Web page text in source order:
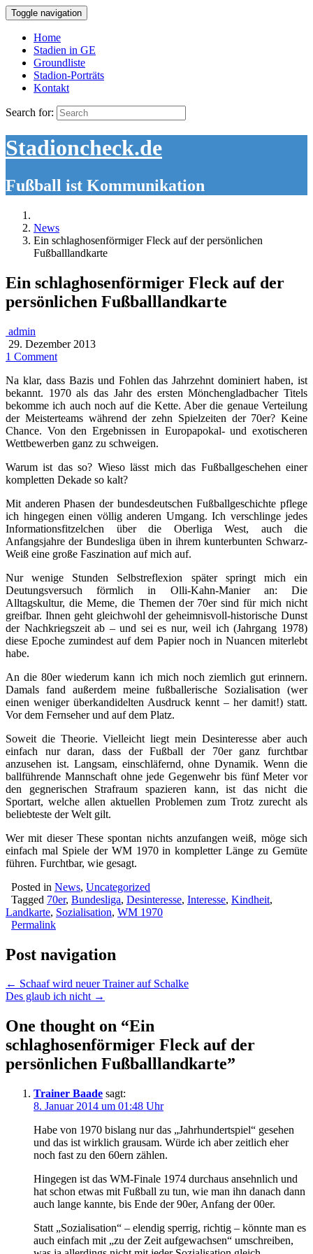
Toggle navigation
Home
Stadien in GE
Groundliste
Stadion-Porträts
Kontakt
Search for:
Stadioncheck.de
Fußball ist Kommunikation
News
Ein schlaghosenförmiger Fleck auf der persönlichen
Fußballlandkarte
Ein schlaghosenförmiger Fleck auf der
persönlichen Fußballlandkarte
admin
29. Dezember 2013
1 Comment
Na klar, dass Bazis und Fohlen das Jahrzehnt dominiert haben, ist
bekannt. 1970 als das Jahr des ersten Mönchengladbacher Titels
bekomme ich auch noch auf die Kette. Aber die genaue Verteilung
der Meisterteams während der zehn Spielzeiten der 70er? Keine
Chance. Von den Ergebnissen in Europapokal- und exotischeren
Wettbewerben ganz zu schweigen.
Warum ist das so? Wieso lässt mich das Fußballgeschehen einer
kompletten Dekade so kalt?
Mit anderen Phasen der bundesdeutschen Fußballgeschichte pflege
ich hingegen einen völlig anderen Umgang. Ich verschlinge jedes
Informationsfitzelchen über die Oberliga West, auch die
Anfangsjahre der Bundesliga üben in ihrem kunterbunten Schwarz-
Weiß eine große Faszination auf mich auf.
Nur wenige Stunden Selbstreflexion später springt mich ein
Deutungsversuch förmlich in Olli-Kahn-Manier an: Die
Alltagskultur, die Meme, die Themen der 70er sind für mich nicht
greifbar. Ihnen geht gleichwohl der geheimnisvoll-historische Dunst
der Nachkriegszeit ab – und sei es nur, weil ich (Jahrgang 1978)
diese Epoche zumindest auf dem Papier noch in Nuancen miterlebt
habe.
An die 80er wiederum kann ich mich noch ziemlich gut erinnern.
Damals fand außerdem meine fußballerische Sozialisation (wer
einen weniger überkandidelten Ausdruck kennt – her damit!) statt.
Vor dem Fernseher und auf dem Platz.
Soweit die Theorie. Vielleicht liegt mein Desinteresse aber auch
einfach nur daran, dass der Fußball der 70er ganz furchtbar
anzusehen ist. Langsam, einschläfernd, ohne Dynamik. Wenn die
ballführende Mannschaft ohne jede Gegenwehr bis fünf Meter vor
den gegnerischen Strafraum spazieren kann, ist das nicht die
Sportart, welche allen aktuellen Problemen zum Trotz zurecht als
beliebteste der Welt gilt.
Wer mit dieser These spontan nichts anzufangen weiß, möge sich
einfach mal Spiele der WM 1970 in kompletter Länge zu Gemüte
führen. Furchtbar, wie gesagt.
Posted in News, Uncategorized
Tagged 70er, Bundesliga, Desinteresse, Interesse, Kindheit,
Landkarte, Sozialisation, WM 1970
Permalink
Post navigation
← Schaaf wird neuer Trainer auf Schalke
Des glaub ich nicht →
One thought on “Ein
schlaghosenförmiger Fleck auf der
persönlichen Fußballlandkarte”
Trainer Baade sagt:
8. Januar 2014 um 01:48 Uhr
Habe von 1970 bislang nur das „Jahrhundertspiel“ gesehen
und das ist wirklich grausam. Würde ich aber zeitlich eher
noch fast zu den 60ern zählen.
Hingegen ist das WM-Finale 1974 durchaus ansehnlich und
hat schon etwas mit Fußball zu tun, wie man ihn danach dann
auch lange kannte, bis Ende der 90er, Anfang der 00er.
Statt „Sozialisation“ – elendig sperrig, richtig – könnte man es
auch einfach mit „zu der Zeit aufgewachsen“ umschreiben,